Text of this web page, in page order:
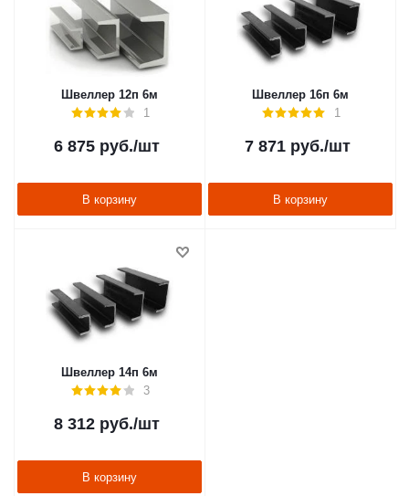
Швеллер 12п 6м
1
6 875руб./шт
В корзину
Швеллер 16п 6м
1
7 871руб./шт
В корзину
Швеллер 14п 6м
3
8 312руб./шт
В корзину